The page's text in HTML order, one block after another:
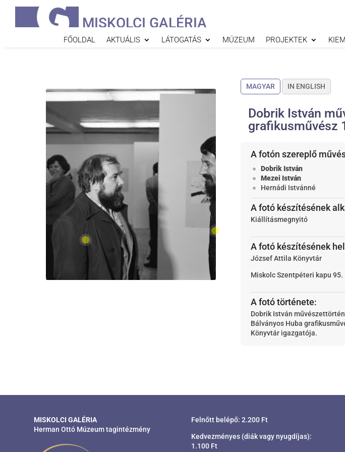
MISKOLCI GALÉRIA
FŐOLDAL AKTUÁLIS LÁTOGATÁS MÚZEUM PROJEKTEK
MAGYAR IN ENGLISH
Dobrik István
grafikusművész
A fotón szereplő
Dobrik István
Mezei István
Hernádi Istvánné
A fotó készítésének
Kiállításmegnyitó
A fotó készítésének
József Attila Könyvtár
Miskolc Szentpéteri kapu 95.
A fotó története:
Dobrik István
Bálványos Huba
Könyvtár igazgatója.
MISKOLCI GALÉRIA
Herman Ottó Múzeum tagintézmény
Felnőtt belépő: 2.200 Ft
Kedvezményes (diák vagy nyugdíjas):
1.100 Ft